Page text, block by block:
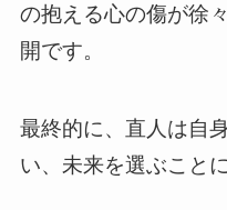
の抱える心の傷が徐
開です。
最終的に、直人は自
い、未来を選ぶこと